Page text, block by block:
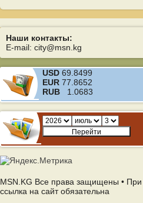
Наши контакты:
E-mail: city@msn.kg
USD 69.8499
EUR 77.8652
RUB 1.0683
MSN.KG Все права защищены •
ссылка на сайт обязательна